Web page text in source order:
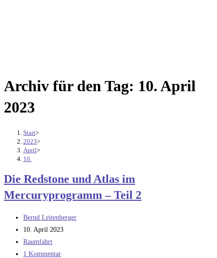
Archiv für den Tag: 10. April
2023
Start>
2023>
April>
10.
Die Redstone und Atlas im
Mercuryprogramm – Teil 2
Beitrags-
Autor:
Bernd Leitenberger
Beitrag
veröffentlicht:
10. April 2023
Beitrags-
Kategorie:
Raumfahrt
Beitrags-
1 Kommentar